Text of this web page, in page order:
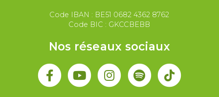
Code IBAN : BE51 0682 4362 8762
Code BIC : GKCCBEBB
Nos réseaux sociaux